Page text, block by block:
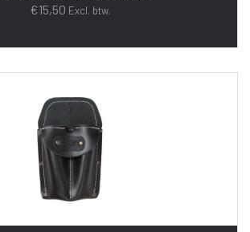
€15,50 Excl. btw.